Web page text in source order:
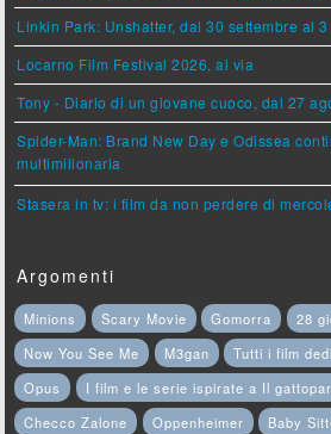
Linkin Park: Unshatter, dal 30 settembre al
Locarno Film Festival 2026, al via
Tony - Diario di un giovane cuoco, dal 27
Spider-Man: Brand New Day e Odissea
multimilionaria
Stasera in tv: i film da non perdere di
Argomenti
Minions Scary Movie Gomorra
28
Now You See Me
M3gan
Tutti i film
Opus
I film e le serie ispirate a Il
Checco Zalone
Oppenheimer Baby